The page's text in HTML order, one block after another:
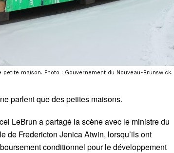
maison. Photo : Gouvernement du Nouveau-Brunswick.
parlent que des petites maisons.
LeBrun a partagé lascène avec le ministre du
de Fredericton Jenica Atwin, lorsqu’ils ont
conditionnel pour le développement